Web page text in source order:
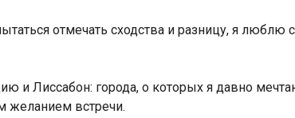
отмечать сходства и разницу, я
и Лиссабон: города, о которых я давно
желанием встречи.